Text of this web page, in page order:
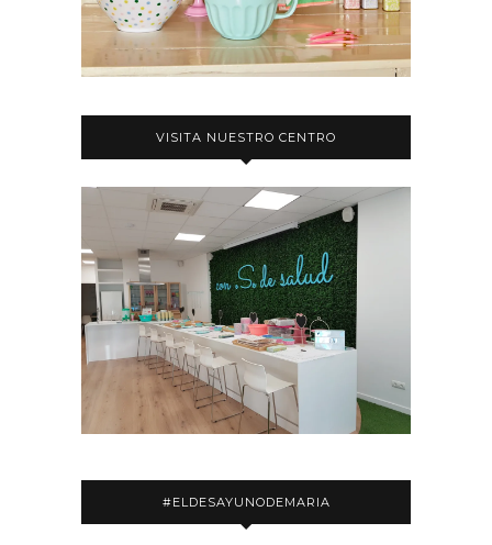
VISITA NUESTRO CENTRO
#ELDESAYUNODEMARIA